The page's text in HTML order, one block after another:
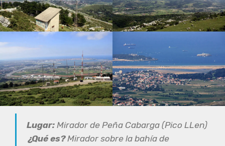
Lugar: Mirador de Peña Cabarga (Pico LLen)
¿Qué es?Mirador sobre la bahía de